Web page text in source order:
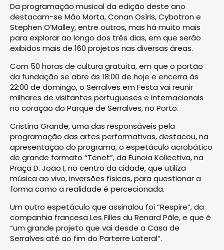
Da programação musical da edição deste ano
destacam-se Mão Morta, Conan Osíris, Cybotron e
Stephen O’Malley, entre outros, mas há muito mais
para explorar ao longo dos três dias, em que serão
exibidos mais de 160 projetos nas diversas áreas.
Com 50 horas de cultura gratuita, em que o portão
da fundação se abre às 18:00 de hoje e encerra às
22:00 de domingo, o Serralves em Festa vai reunir
milhares de visitantes portugueses e internacionais
no coração do Parque de Serralves, no Porto.
Cristina Grande, uma das responsáveis pela
programação das artes performativas, destacou, na
apresentação do programa, o espetáculo acrobático
de grande formato “Tenet”, da Eunoia Kollectiva, na
Praça D. João I, no centro da cidade, que utiliza
música ao vivo, inversões físicas, para questionar a
forma como a realidade é percecionada.
Um outro espetáculo que assinalou foi “Respire”, da
companhia francesa Les Filles du Renard Pâle, e que é
“um grande projeto que vai desde a Casa de
Serralves até ao fim do Parterre Lateral”.